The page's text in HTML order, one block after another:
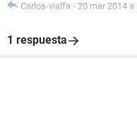
Carlos-vialfa - 20 mar 2014 a
1 respuesta